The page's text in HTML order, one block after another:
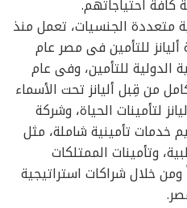
كافة احتياجاتهم.
متعددة الجنسيات، تعمل منذ
أليانز للتأمين فى مصر عام
الدولية للتأمين، وفى عام
من قِبل أليانز تحت الأسماء
لتأمينات الحياة، وشركة
خدمات تأمينية شاملة، مثل
وتأمينات الممتلكات
والشركات في 19 فرعاً ومن خلال شراكات استراتيجية